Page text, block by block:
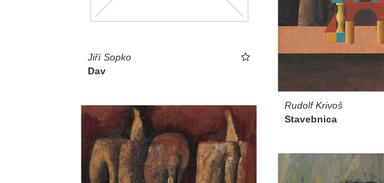
Jiří Sopko
Dav
Rudolf Krivoš
Stavebnica